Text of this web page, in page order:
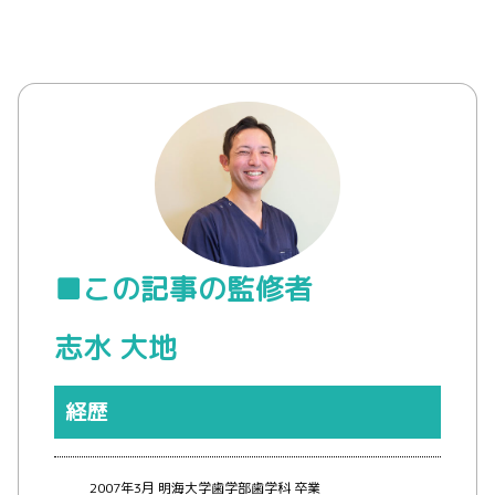
■この記事の監修者
志水 大地
経歴
2007年3月 明海大学歯学部歯学科 卒業